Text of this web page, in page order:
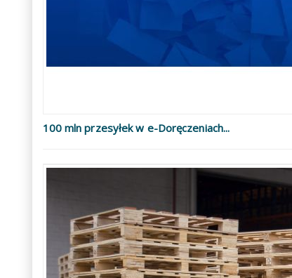
100 mln przesyłek w e-Doręczeniach...